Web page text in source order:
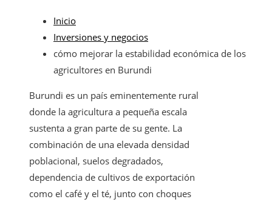
Inicio
Inversiones y negocios
cómo mejorar la estabilidad económica de los
agricultores en Burundi
Burundi es un país eminentemente rural
donde la agricultura a pequeña escala
sustenta a gran parte de su gente. La
combinación de una elevada densidad
poblacional, suelos degradados,
dependencia de cultivos de exportación
como el café y el té, junto con choques